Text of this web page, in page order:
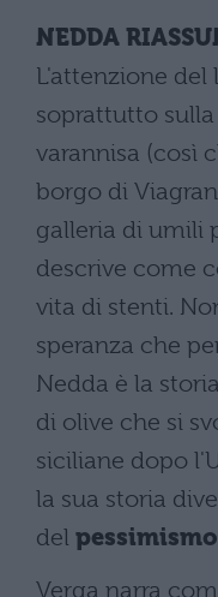
NEDDA
L'attenzione del
soprattutto
varannisa (così
borgo di
galleria di umili
descrive come
vita di stenti.
speranza che
Nedda è la
di olive che si
siciliane dopo
la sua storia
del
Verga narra